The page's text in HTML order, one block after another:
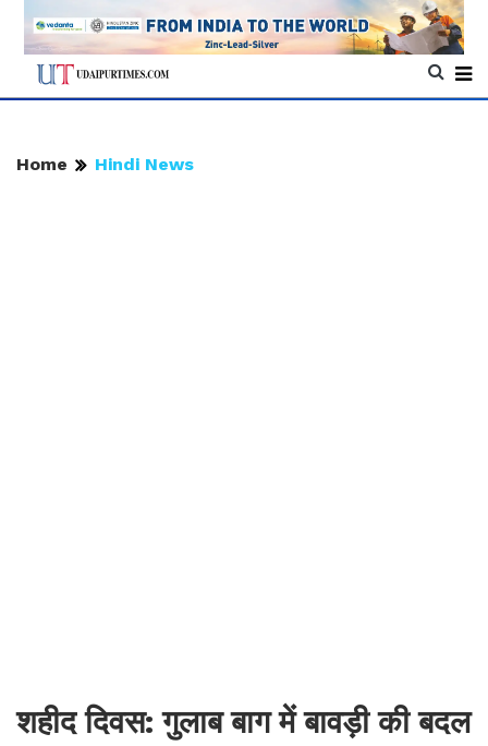
Home Hindi News
शहीद दिवस: गुलाब बाग में बावड़ी की बदल